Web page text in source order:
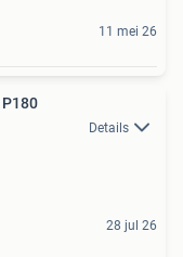
11 mei 26
Details
28 jul 26